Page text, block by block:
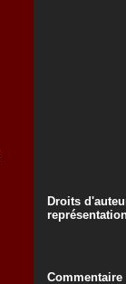
Droits